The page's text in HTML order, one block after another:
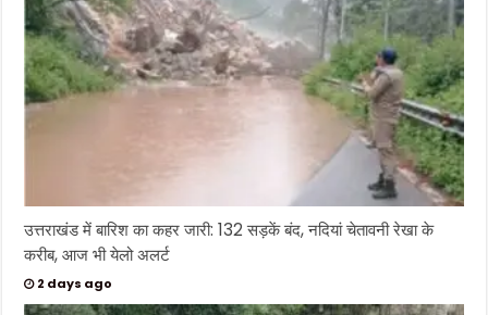
उत्तराखंड में बारिश का कहर जारी: 132 सड़कें बंद, नदियां चेतावनी रेखा के
करीब, आज भी येलो अलर्ट
2 days ago